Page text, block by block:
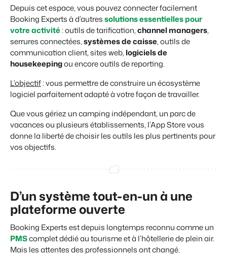
Marketing Immobilier
Votre projet est vendu en un rien de temps
Booking Analytics
Solution reporting Premium
Présentation de Booking Experts
Découvrez les possibilités infinies de la plateforme Booking
Pour les Parcs de Vacances
Pour les Groupes
Découvrez les avantages de Booking Experts pour un
groupe
Trouvez votre nouveau job de rêve !
Contact
Contactez nous.
À propos de nous
Découvrez les personnes derrière de Booking Experts
Depuis cet espace, vous pouvez connecter facilement
Booking Experts à d’autressolutions essentielles pour
votre activité: outils de tarification,channel managers,
serrures connectées,systèmes de caisse, outils de
communication client, sites web,logiciels de
housekeepingou encore outils de reporting.
L’objectif: vous permettre de construire un écosystème
logiciel parfaitement adapté à votre façon de travailler.
Que vous gériez un camping indépendant, un parc de
vacances ou plusieurs établissements, l’App Store vous
donne la liberté de choisir les outils les plus pertinents pour
vos objectifs.
D’un système tout-en-un à une
plateforme ouverte
Booking Experts est depuis longtemps reconnu comme un
PMScomplet dédié au tourisme et à l’hôtellerie de plein air.
Mais les attentes des professionnels ont changé.